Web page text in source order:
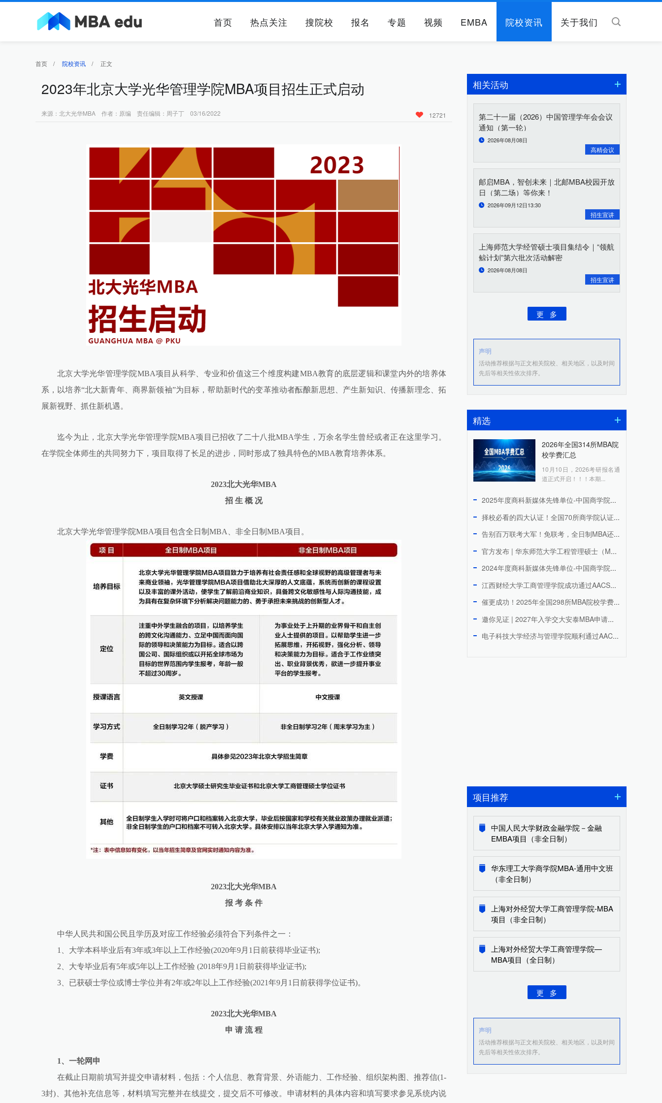
首页 热点关注 搜院校 报名 专题 视频 EMBA 院校资讯 关于我们
首页 / 院校资讯 / 正文
2023年北京大学光华管理学院MBA项目招生正式启动
来源：北大光华MBA 作者：原编 责任编辑：周子丁 03/16/2022 12721
北京大学光华管理学院MBA项目从科学、专业和价值这三个维度构建MBA教育的底层逻辑和课堂内外的培养体
系，以培养“北大新青年、商界新领袖”为目标，帮助新时代的变革推动者酝酿新思想、产生新知识、传播新理念、拓
展新视野、抓住新机遇。
迄今为止，北京大学光华管理学院MBA项目已招收了二十八批MBA学生，万余名学生曾经或者正在这里学习。
在学院全体师生的共同努力下，项目取得了长足的进步，同时形成了独具特色的MBA教育培养体系。
2023北大光华MBA
招 生 概 况
北京大学光华管理学院MBA项目包含全日制MBA、非全日制MBA项目。
2023北大光华MBA
报 考 条 件
中华人民共和国公民且学历及对应工作经验必须符合下列条件之一：
1、大学本科毕业后有3年或3年以上工作经验(2020年9月1日前获得毕业证书);
2、大专毕业后有5年或5年以上工作经验 (2018年9月1日前获得毕业证书);
3、已获硕士学位或博士学位并有2年或2年以上工作经验(2021年9月1日前获得学位证书)。
2023北大光华MBA
申 请 流 程
1、一轮网申
在截止日期前填写并提交申请材料，包括：个人信息、教育背景、外语能力、工作经验、组织架构图、推荐信(1-
3封)、其他补充信息等，材料填写完整并在线提交，提交后不可修改。申请材料的具体内容和填写要求参见系统内说
相关活动
第二十一届（2026）中国管理学年会会议
通知（第一轮）
2026年08月08日
高精会议
邮启MBA，智创未来｜北邮MBA校园开放
日（第二场）等你来！
2026年09月12日13:30
招生宣讲
上海师范大学经管硕士项目集结令｜“领航
鲸计划”第六批次活动解密
2026年08月08日
招生宣讲
更 多
声明
活动推荐根据与正文相关院校、相关地区，以及时间
先后等相关性依次排序。
精选
2026年全国314所MBA院
校学费汇总
10月10日，2026考研报名通
道正式开启！！！本期...
2025年度商科新媒体先锋单位-中国商学院MBA微信品牌传播...
择校必看的四大认证！全国70所商学院认证院校上榜
告别百万联考大军！免联考，全日制MBA还能周末上课，拿香港I...
官方发布 | 华东师范大学工程管理硕士（MEM）2027年研...
2024年度商科新媒体先锋单位-中国商学院MBA微信品牌传播...
江西财经大学工商管理学院成功通过AACSB国际认证 跻身全球...
催更成功！2025年全国298所MBA院校学费汇总
邀你见证 | 2027年入学交大安泰MBA申请日程公开！3月...
电子科技大学经济与管理学院顺利通过AACSB国际认证
项目推荐
中国人民大学财政金融学院－金融
EMBA项目（非全日制）
华东理工大学商学院MBA-通用中文班
（非全日制）
上海对外经贸大学工商管理学院-MBA
项目（非全日制）
上海对外经贸大学工商管理学院—
MBA项目（全日制）
更 多
声明
活动推荐根据与正文相关院校、相关地区，以及时间
先后等相关性依次排序。